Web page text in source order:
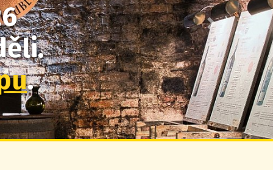
.
Další